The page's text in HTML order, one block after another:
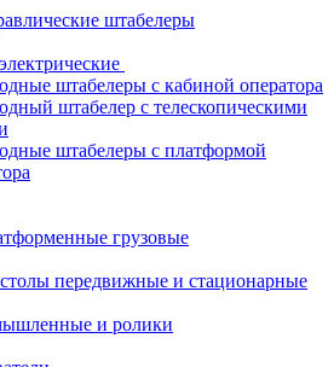
штабелеры
штабелеры с кабиной оператора
штабелер с телескопическими
штабелеры с платформой
грузовые
передвижные и стационарные
и ролики